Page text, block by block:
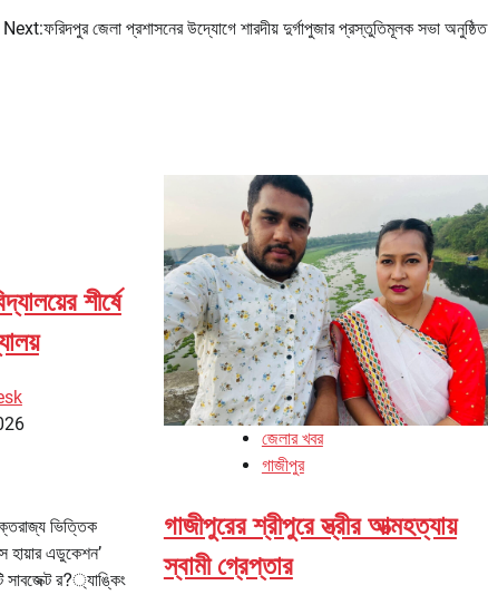
Next:ফরিদপুর জেলা প্রশাসনের উদ্যোগে শারদীয় দুর্গাপুজার প্রস্তুতিমূলক সভা অনুষ্ঠিত
শীর্ষে
ভিত্তিক
হায়ার এডুকেশন’
সাবজেক্ট র?্যাঙ্কিং
জেলার খবর
গাজীপুর
গাজীপুরের শ্রীপুরে স্ত্রীর আত্মহত্যায়
স্বামী গ্রেপ্তার